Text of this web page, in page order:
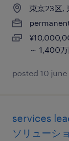
東京23区,
～ 1,400万
posted 10 june
services
ソリューシ